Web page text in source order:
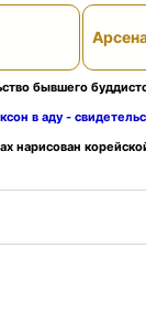
бывшего
в аду -
нарисован